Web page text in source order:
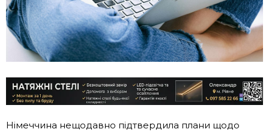
Німеччина нещодавно підтвердила плани щодо